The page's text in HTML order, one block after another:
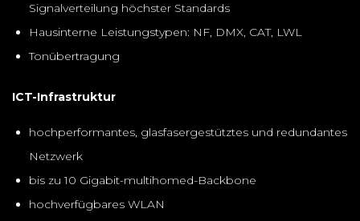
Signalverteilung höchster Standards
Hausinterne Leistungstypen: NF, DMX, CAT, LWL
Tonübertragung
ICT-Infrastruktur
hochperformantes, glasfasergestütztes und redundantes
Netzwerk
bis zu 10 Gigabit-multihomed-Backbone
hochverfügbares WLAN